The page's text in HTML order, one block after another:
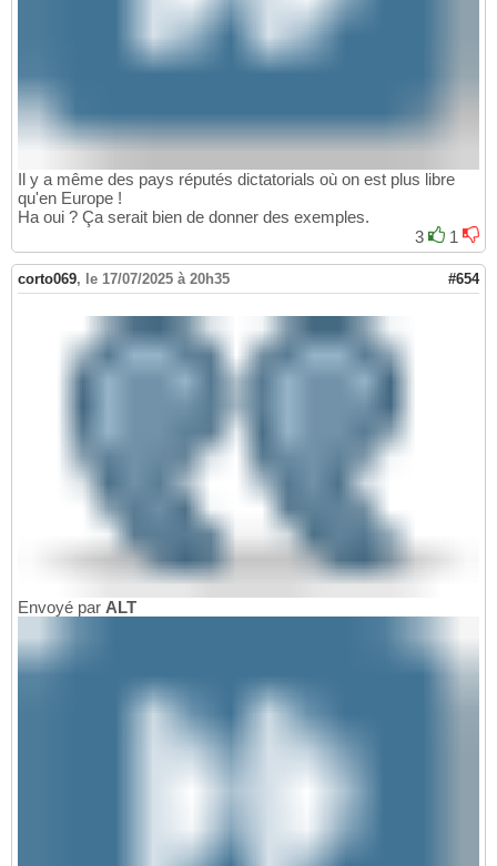
Il y a même des pays réputés dictatorials où on est plus libre
qu'en Europe !
Ha oui ? Ça serait bien de donner des exemples.
3
1
corto069, le 17/07/2025 à 20h35 #654
Envoyé par ALT